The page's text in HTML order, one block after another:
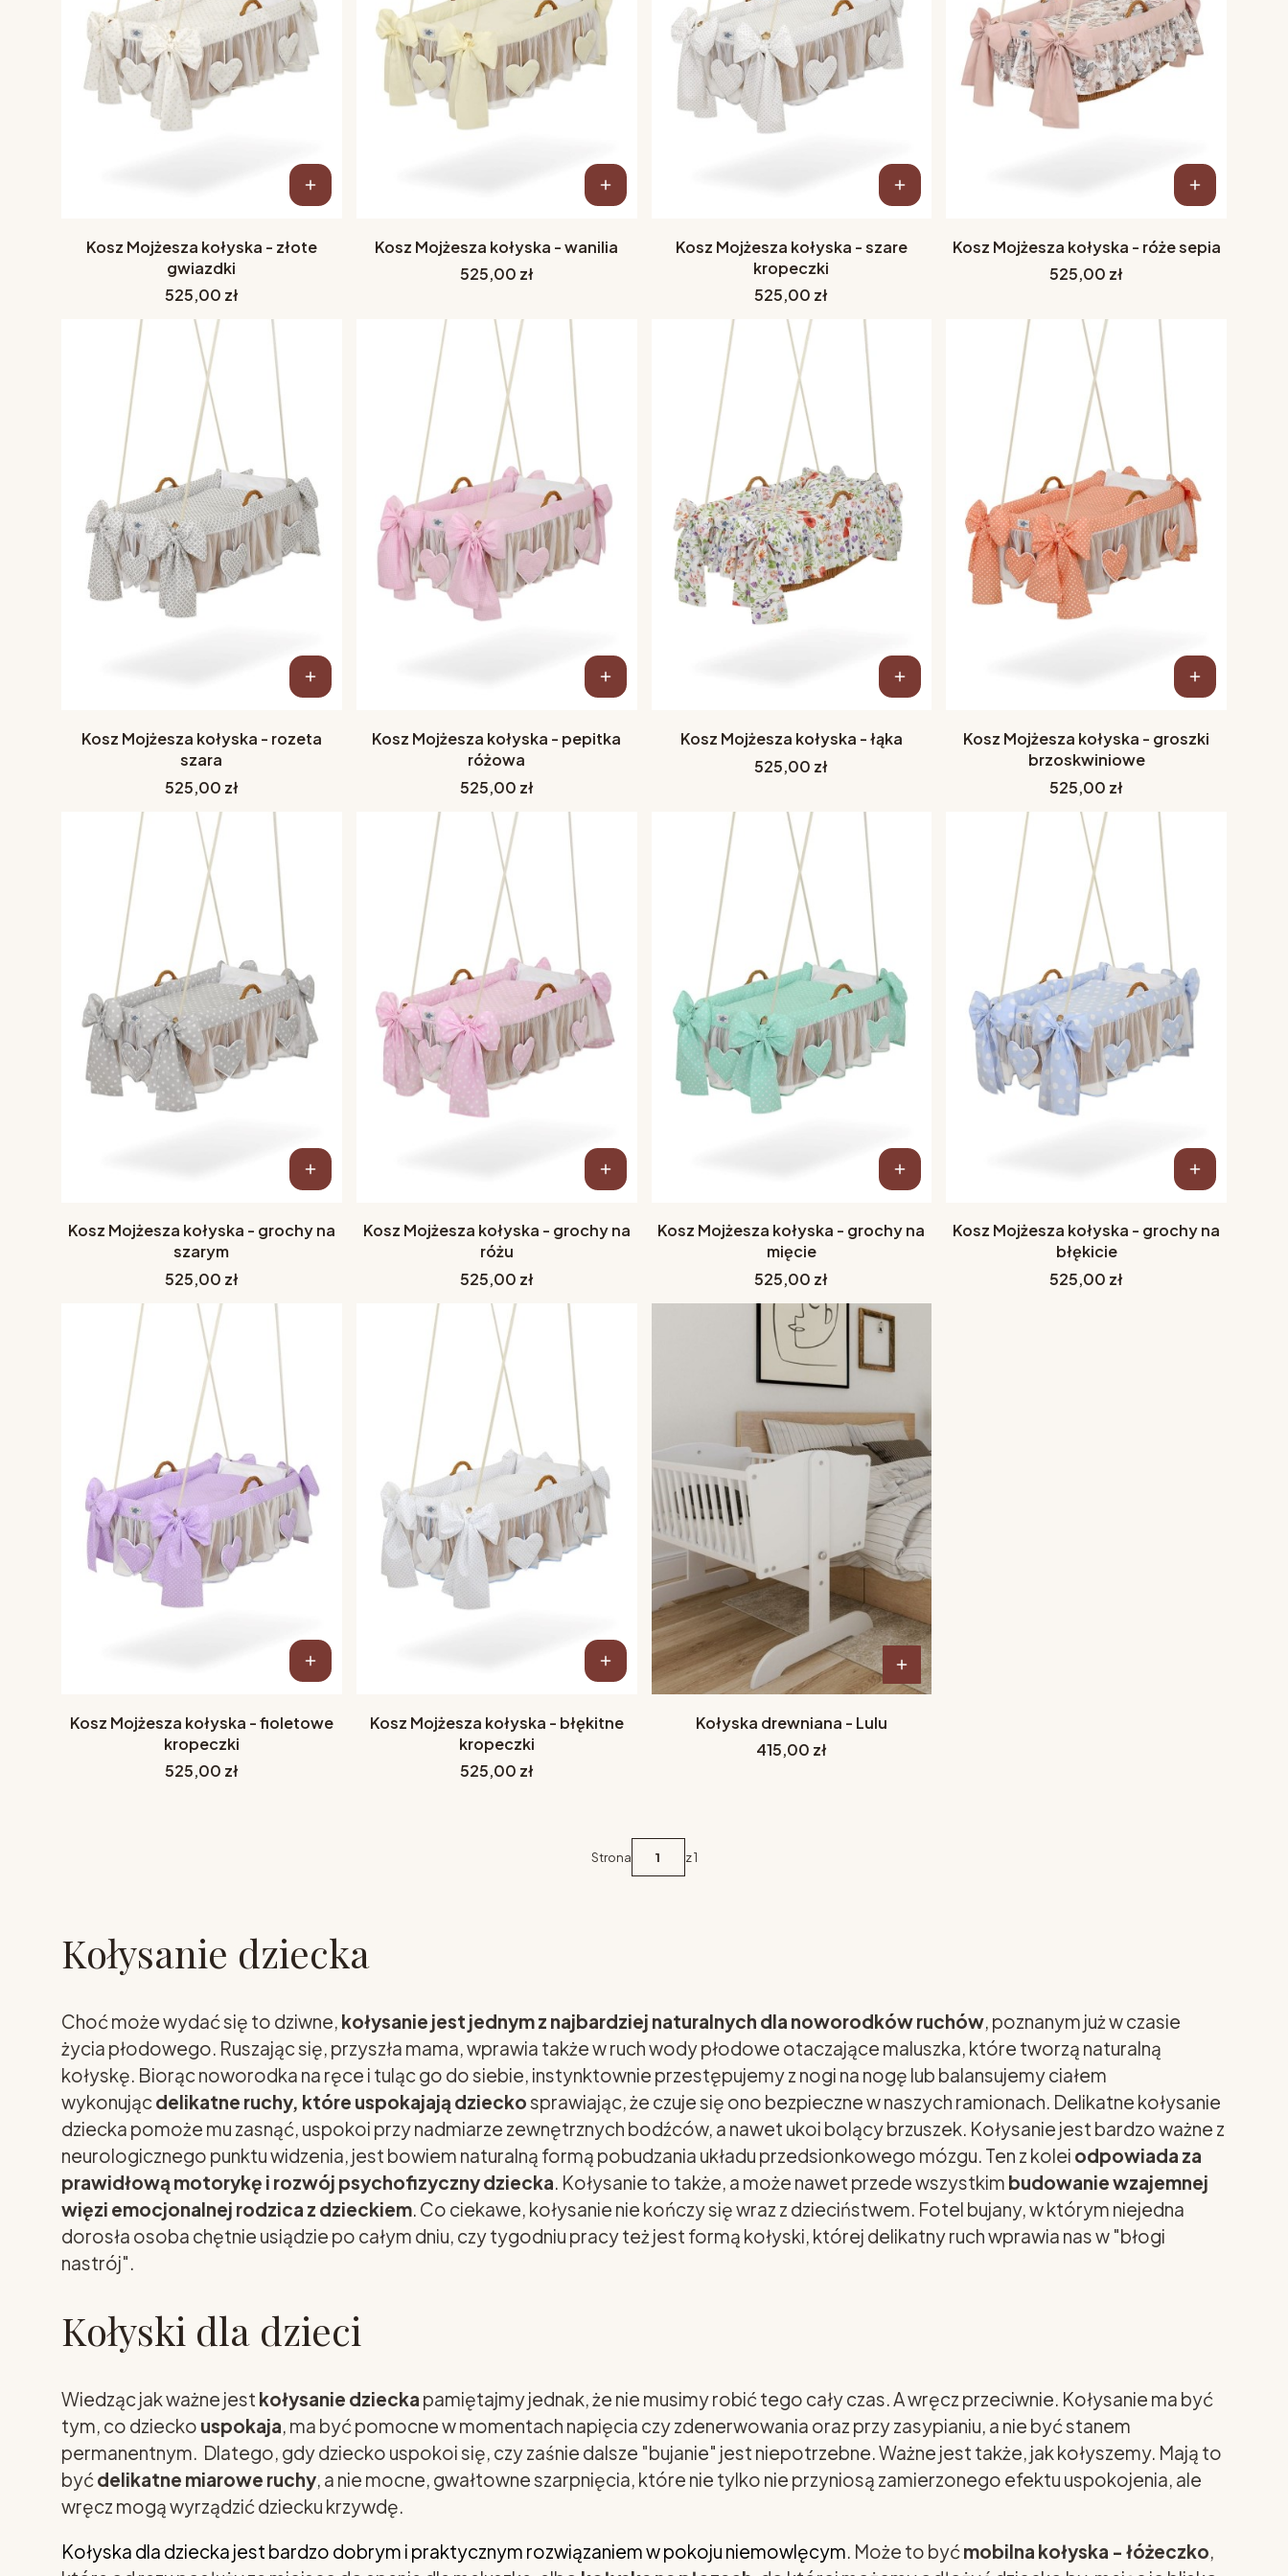
Kosz Mojżesza kołyska - złote
gwiazdki
Cena
525,00 zł
Kosz Mojżesza kołyska - wanilia
Cena
525,00 zł
Kosz Mojżesza kołyska - szare
kropeczki
Cena
525,00 zł
Kosz Mojżesza kołyska - róże sepia
Cena
525,00 zł
Kosz Mojżesza kołyska - rozeta
szara
Cena
525,00 zł
Kosz Mojżesza kołyska - pepitka
różowa
Cena
525,00 zł
Kosz Mojżesza kołyska - łąka
Cena
525,00 zł
Kosz Mojżesza kołyska - groszki
brzoskwiniowe
Cena
525,00 zł
Kosz Mojżesza kołyska - grochy na
szarym
Cena
525,00 zł
Kosz Mojżesza kołyska - grochy na
różu
Cena
525,00 zł
Kosz Mojżesza kołyska - grochy na
mięcie
Cena
525,00 zł
Kosz Mojżesza kołyska - grochy na
błękicie
Cena
525,00 zł
Kosz Mojżesza kołyska - fioletowe
kropeczki
Cena
525,00 zł
Kosz Mojżesza kołyska - błękitne
kropeczki
Cena
525,00 zł
Kołyska drewniana - Lulu
Cena
415,00 zł
Strona z 1
Kołysanie dziecka
Choć może wydać się to dziwne, kołysanie jest jednym z najbardziej naturalnych dla noworodków ruchów, poznanym już w czasie
życia płodowego. Ruszając się, przyszła mama, wprawia także w ruch wody płodowe otaczające maluszka, które tworzą naturalną
kołyskę. Biorąc noworodka na ręce i tuląc go do siebie, instynktownie przestępujemy z nogi na nogę lub balansujemy ciałem
wykonując delikatne ruchy, które uspokajają dzieckosprawiając, że czuje się ono bezpieczne w naszych ramionach. Delikatne kołysanie
dziecka pomoże mu zasnąć, uspokoi przy nadmiarze zewnętrznych bodźców, a nawet ukoi bolący brzuszek. Kołysanie jest bardzo ważne z
neurologicznego punktu widzenia, jest bowiem naturalną formą pobudzania układu przedsionkowego mózgu. Ten z kolei odpowiada za
prawidłową motorykę i rozwój psychofizyczny dziecka. Kołysanie to także, a może nawet przede wszystkim budowanie wzajemnej
więzi emocjonalnej rodzica z dzieckiem. Co ciekawe, kołysanie nie kończy się wraz z dzieciństwem. Fotel bujany, w którym niejedna
dorosła osoba chętnie usiądzie po całym dniu, czy tygodniu pracy też jest formą kołyski, której delikatny ruch wprawia nas w "błogi
nastrój".
Kołyski dla dzieci
Wiedząc jak ważne jest kołysanie dziecka pamiętajmy jednak, że nie musimy robić tego cały czas. A wręcz przeciwnie. Kołysanie ma być
tym, co dziecko uspokaja, ma być pomocne w momentach napięcia czy zdenerwowania oraz przy zasypianiu, a nie być stanem
permanentnym. Dlatego, gdy dziecko uspokoi się, czy zaśnie dalsze "bujanie" jest niepotrzebne. Ważne jest także, jak kołyszemy. Mają to
byćdelikatne miarowe ruchy, a nie mocne, gwałtowne szarpnięcia, które nie tylko nie przyniosą zamierzonego efektu uspokojenia, ale
wręcz mogą wyrządzić dziecku krzywdę.
Kołyska dla dziecka jest bardzo dobrym i praktycznym rozwiązaniem w pokoju niemowlęcym. Może to byćmobilna kołyska - łóżeczko,